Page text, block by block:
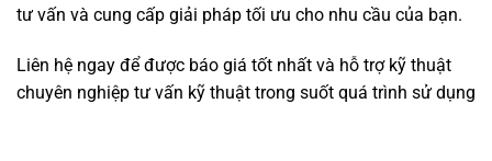
tư vấn và cung cấp giải pháp tối ưu cho nhu cầu của bạn.
Liên hệ ngay để được báo giá tốt nhất và hỗ trợ kỹ thuật
chuyên nghiệp tư vấn kỹ thuật trong suốt quá trình sử dụng